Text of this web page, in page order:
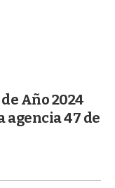
Año 2024
agencia 47 de